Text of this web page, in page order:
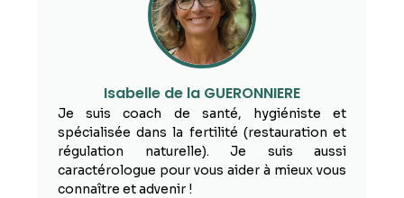
Isabelle de la GUERONNIERE
Je suis coach de santé, hygiéniste et
spécialisée dans la fertilité (restauration et
régulation naturelle). Je suis aussi
caractérologue pour vous aider à mieux vous
connaître et advenir !